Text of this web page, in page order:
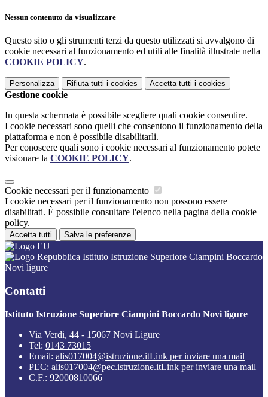
Nessun contenuto da visualizzare
Questo sito o gli strumenti terzi da questo utilizzati si avvalgono di
cookie necessari al funzionamento ed utili alle finalità illustrate nella
COOKIE POLICY.
Personalizza Rifiuta tutti i cookies Accetta tutti i cookies
Gestione cookie
In questa schermata è possibile scegliere quali cookie consentire.
I cookie necessari sono quelli che consentono il funzionamento della
piattaforma e non è possibile disabilitarli.
Per conoscere quali sono i cookie necessari al funzionamento potete
visionare la COOKIE POLICY.
Cookie necessari per il funzionamento
I cookie necessari per il funzionamento non possono essere
disabilitati. È possibile consultare l'elenco nella pagina della cookie
policy.
Accetta tutti Salva le preferenze
Istituto Istruzione Superiore Ciampini Boccardo
Novi ligure
Contatti
Istituto Istruzione Superiore Ciampini Boccardo Novi ligure
Via Verdi, 44 - 15067 Novi Ligure
Tel: 0143 73015
Email: alis017004@istruzione.itLink per inviare una mail
PEC: alis017004@pec.istruzione.itLink per inviare una mail
C.F.: 92000810066